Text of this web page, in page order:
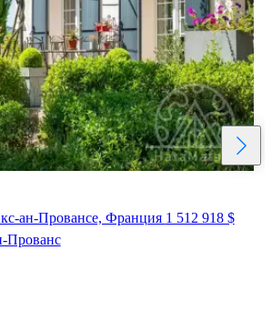
ан-Провансе, Франция 1 512 918 $
Прованс